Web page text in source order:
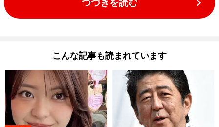
つづきを読む
こんな記事も読まれています